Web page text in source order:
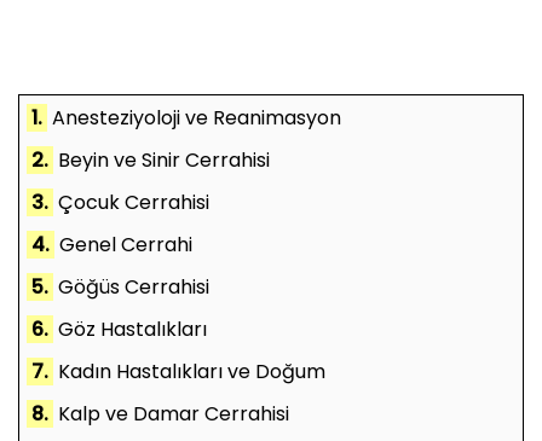
1. Anesteziyoloji ve Reanimasyon
2. Beyin ve Sinir Cerrahisi
3. Çocuk Cerrahisi
4. Genel Cerrahi
5. Göğüs Cerrahisi
6. Göz Hastalıkları
7. Kadın Hastalıkları ve Doğum
8. Kalp ve Damar Cerrahisi